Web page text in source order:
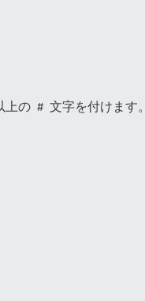
上の # 文字を付けます。